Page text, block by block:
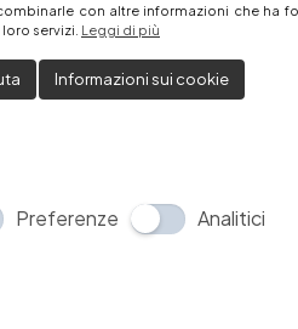
con altre informazioni che ha
servizi. Leggi di più
Informazioni sui cookie
Preferenze Analitici